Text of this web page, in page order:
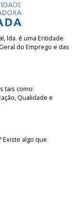
lda. é uma Entidade
do Emprego e das
tais como:
Qualidade e
algo que